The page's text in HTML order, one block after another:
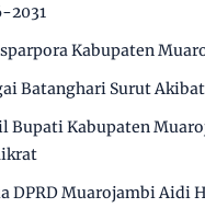
2031
Kabupaten
Batanghari Surut
Bupati Kabupaten
DPRD Muarojambi Aidi